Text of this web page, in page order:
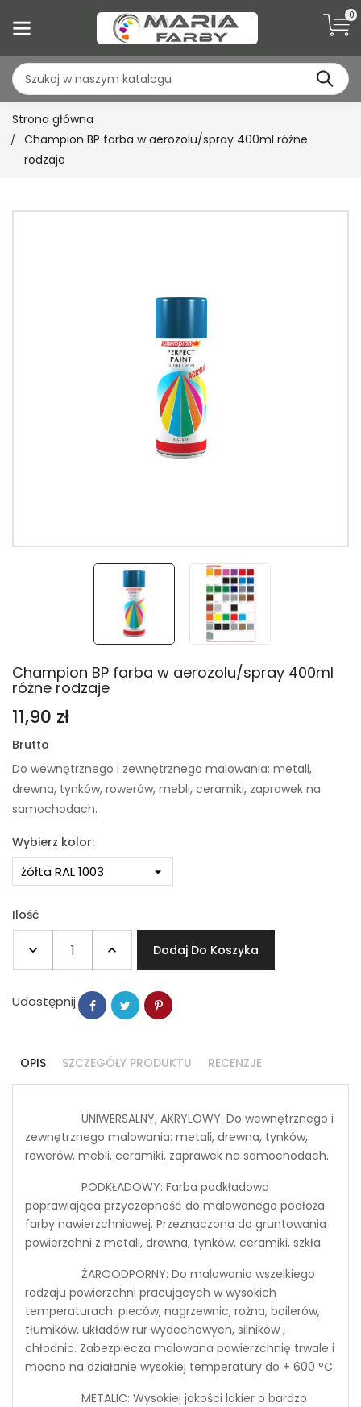
0
Strona główna
Champion BP farba w aerozolu/spray 400ml różne
rodzaje
Champion BP farba w aerozolu/spray 400ml
różne rodzaje
11,90 zł
Brutto
Do wewnętrznego i zewnętrznego malowania: metali,
drewna, tynków, rowerów, mebli, ceramiki, zaprawek na
samochodach.
Wybierz kolor:
Ilość
Dodaj Do Koszyka
Udostępnij
OPIS SZCZEGÓŁY PRODUKTU RECENZJE
UNIWERSALNY, AKRYLOWY: Do wewnętrznego i
zewnętrznego malowania: metali, drewna, tynków,
rowerów, mebli, ceramiki, zaprawek na samochodach.
PODKŁADOWY: Farba podkładowa
poprawiająca przyczepność do malowanego podłoża
farby nawierzchniowej. Przeznaczona do gruntowania
powierzchni z metali, drewna, tynków, ceramiki, szkła.
ŻAROODPORNY: Do malowania wszelkiego
rodzaju powierzchni pracujących w wysokich
temperaturach: pieców, nagrzewnic, rożna, boilerów,
tłumików, układów rur wydechowych, silników ,
chłodnic. Zabezpiecza malowana powierzchnię trwale i
mocno na działanie wysokiej temperatury do + 600 °C.
METALIC: Wysokiej jakości lakier o bardzo